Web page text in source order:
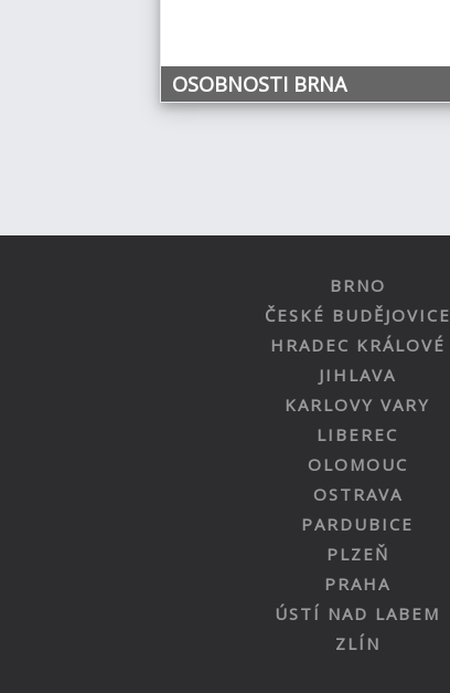
OSOBNOSTI BRNA
BRNO
ČESKÉ BUDĚJOVICE
HRADEC KRÁLOVÉ
JIHLAVA
KARLOVY VARY
LIBEREC
OLOMOUC
OSTRAVA
PARDUBICE
PLZEŇ
PRAHA
ÚSTÍ NAD LABEM
ZLÍN